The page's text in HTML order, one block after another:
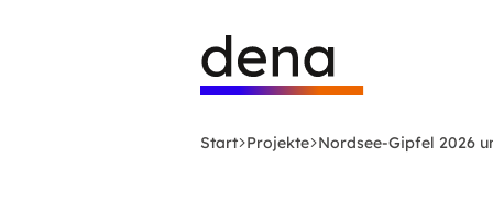
Deutsche
Energie-
Agentur
-
Start Projekte Nordsee-Gipfel 2026